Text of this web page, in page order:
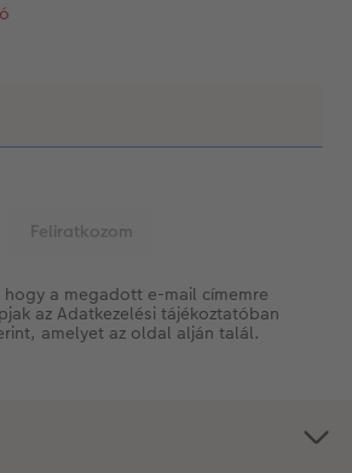
hogy a megadott e-mail címemre
az Adatkezelési tájékoztatóban
amelyet az oldal alján talál.